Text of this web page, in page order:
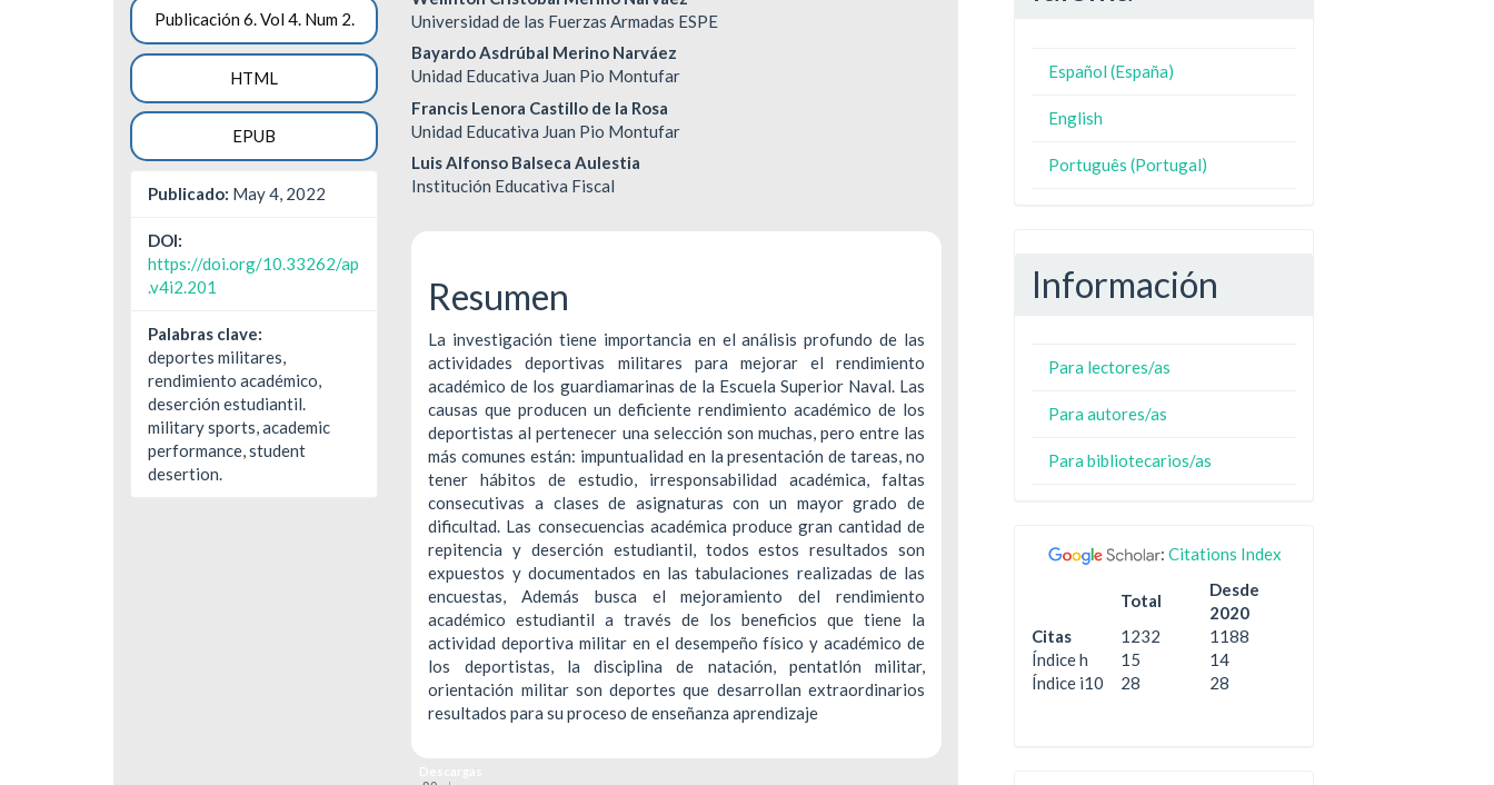
lateral
del
artículo
Publicación 6. Vol 4. Num 2.
HTML
EPUB
Publicado: May 4, 2022
DOI:
https://doi.org/10.33262/ap
.v4i2.201
Palabras clave:
deportes militares,
rendimiento académico,
deserción estudiantil.
military sports, academic
performance, student
desertion.
principal
del
artículo
Universidad de las Fuerzas Armadas ESPE
Bayardo Asdrúbal Merino Narváez
Unidad Educativa Juan Pio Montufar
Francis Lenora Castillo de la Rosa
Unidad Educativa Juan Pio Montufar
Luis Alfonso Balseca Aulestia
Institución Educativa Fiscal
Resumen
La investigación tiene importancia en el análisis profundo de las
actividades deportivas militares para mejorar el rendimiento
académico de los guardiamarinas de la Escuela Superior Naval. Las
causas que producen un deficiente rendimiento académico de los
deportistas al pertenecer una selección son muchas, pero entre las
más comunes están: impuntualidad en la presentación de tareas, no
tener hábitos de estudio, irresponsabilidad académica, faltas
consecutivas a clases de asignaturas con un mayor grado de
dificultad. Las consecuencias académica produce gran cantidad de
repitencia y deserción estudiantil, todos estos resultados son
expuestos y documentados en las tabulaciones realizadas de las
encuestas, Además busca el mejoramiento del rendimiento
académico estudiantil a través de los beneficios que tiene la
actividad deportiva militar en el desempeño físico y académico de
los deportistas, la disciplina de natación, pentatlón militar,
orientación militar son deportes que desarrollan extraordinarios
resultados para su proceso de enseñanza aprendizaje
Español (España)
English
Português (Portugal)
Información
Para lectores/as
Para autores/as
Para bibliotecarios/as
: Citations Index
Total
Desde
2020
Citas
1232
1188
Índice h
15
14
Índice i10
28 28